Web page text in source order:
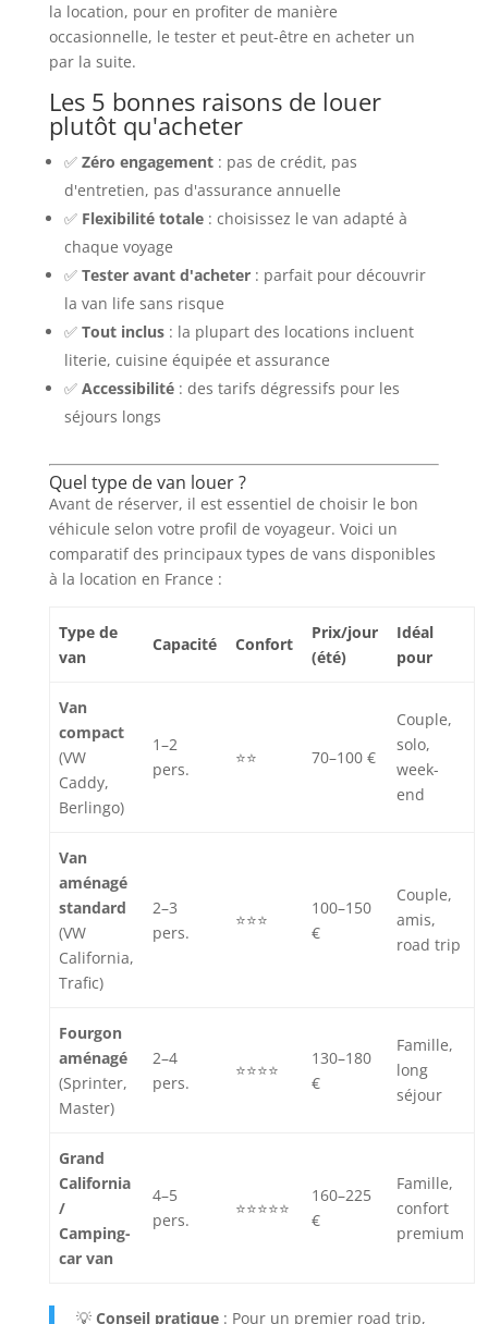
la location, pour en profiter de manière
occasionnelle, le tester et peut-être en acheter un
par la suite.
Les 5 bonnes raisons de louer
plutôt qu'acheter
✅ Zéro engagement: pas de crédit, pas
d'entretien, pas d'assurance annuelle
✅ Flexibilité totale: choisissez le van adapté à
chaque voyage
✅ Tester avant d'acheter: parfait pour découvrir
la van life sans risque
✅ Tout inclus: la plupart des locations incluent
literie, cuisine équipée et assurance
✅ Accessibilité: des tarifs dégressifs pour les
séjours longs
Quel type de van louer ?
Avant de réserver, il est essentiel de choisir le bon
véhicule selon votre profil de voyageur. Voici un
comparatif des principaux types de vans disponibles
à la location en France :
Type de
van
Capacité Confort
Prix/jour
(été)
Idéal
pour
Van
compact
(VW
Caddy,
Berlingo)
1–2
pers.
⭐⭐ 70–100 €
Couple,
solo,
week-
end
Van
aménagé
standard
(VW
California,
Trafic)
2–3
pers.
⭐⭐⭐
100–150
€
Couple,
amis,
road trip
Fourgon
aménagé
(Sprinter,
Master)
2–4
pers.
⭐⭐⭐⭐
130–180
€
Famille,
long
séjour
Grand
California
/
Camping-
car van
4–5
pers.
⭐⭐⭐⭐⭐
160–225
€
Famille,
confort
premium
💡 Conseil pratique: Pour un premier road trip,